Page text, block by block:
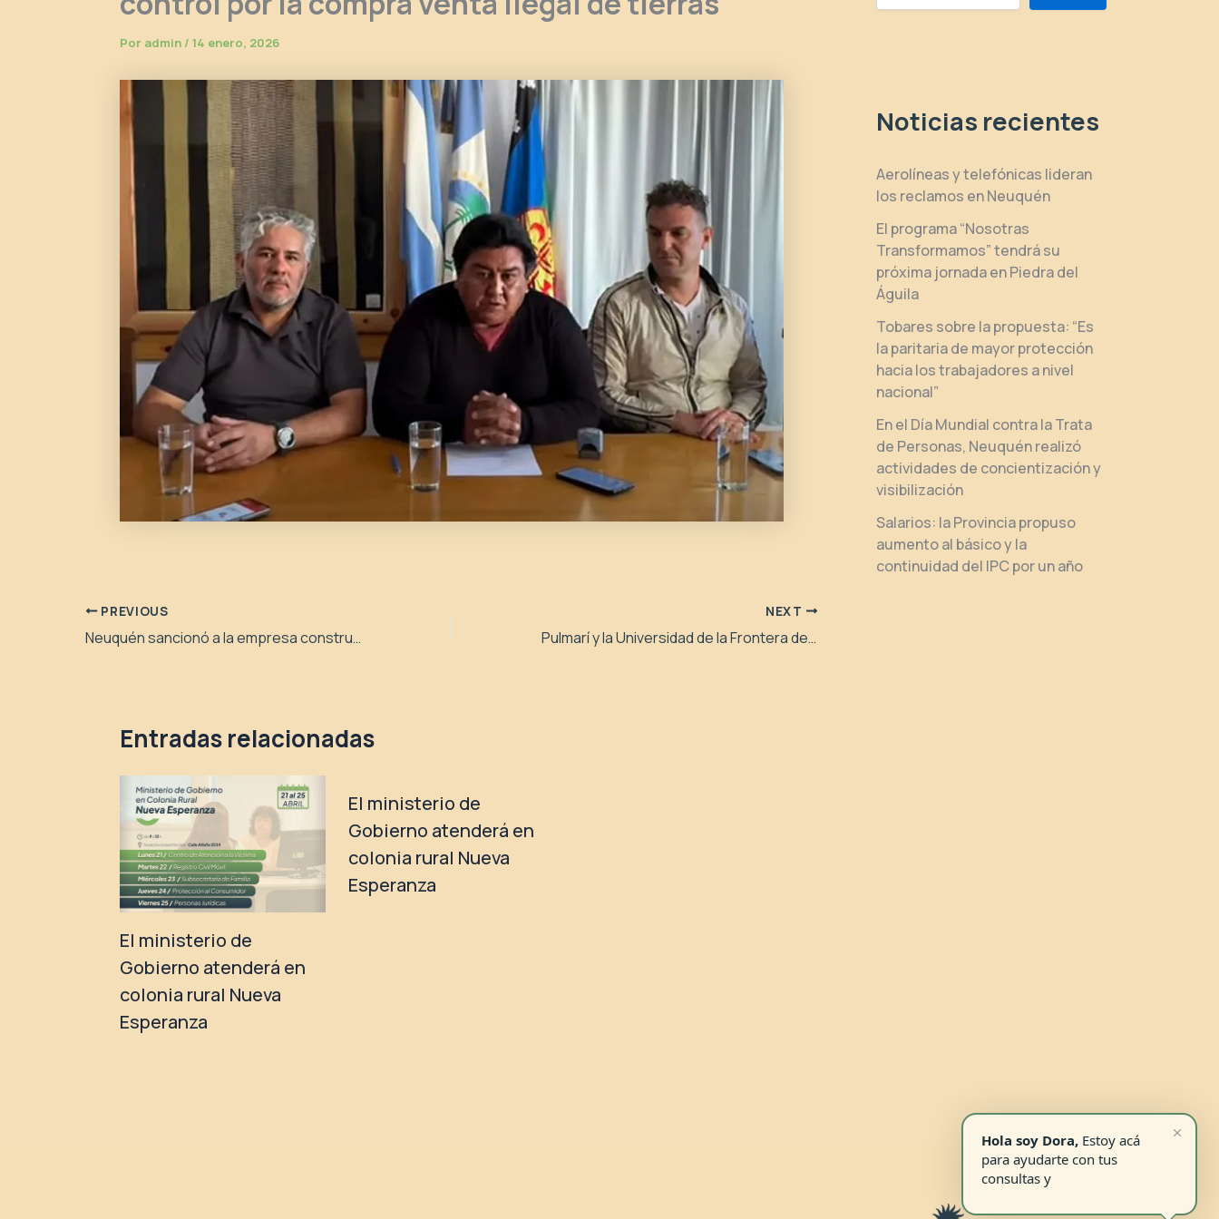
Por admin / 14 enero, 2026
PREVIOUS
Neuquén sancionó a la empresa constructora “Sol del Plata”
NEXT
Pulmarí y la Universidad de la Frontera de Chile fortalecen la cooperación
Entradas relacionadas
El ministerio de
Gobierno atenderá en
colonia rural Nueva
Esperanza
El ministerio de
Gobierno atenderá en
colonia rural Nueva
Esperanza
Noticias recientes
Aerolíneas y telefónicas lideran
los reclamos en Neuquén
El programa “Nosotras
Transformamos” tendrá su
próxima jornada en Piedra del
Águila
Tobares sobre la propuesta: “Es
la paritaria de mayor protección
hacia los trabajadores a nivel
nacional”
En el Día Mundial contra la Trata
de Personas, Neuquén realizó
actividades de concientización y
visibilización
Salarios: la Provincia propuso
aumento al básico y la
continuidad del IPC por un año